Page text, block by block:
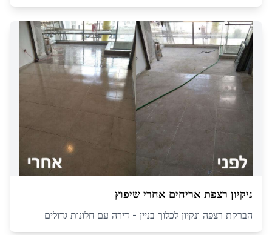
ניקיון רצפת אריחים אחרי שיפוץ
הברקת רצפה ונקיון לכלוך בניין - דירה עם חלונות גדולים